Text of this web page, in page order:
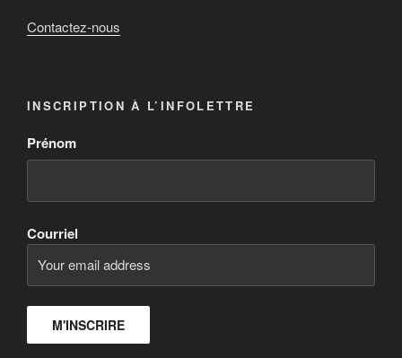
Contactez-nous
INSCRIPTION À L’INFOLETTRE
Prénom
Courriel